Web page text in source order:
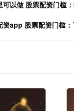
可以做 股票配资门槛
资app 股票配资门槛